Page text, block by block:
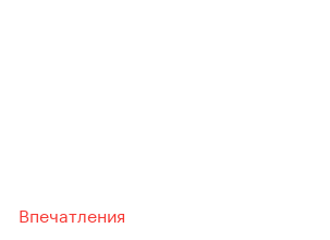
Впечатления